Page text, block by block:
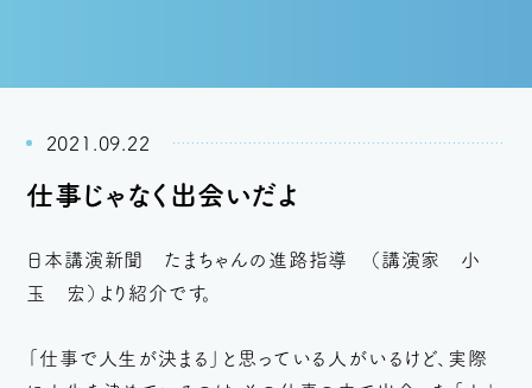
2021.09.22
仕事じゃなく出会いだよ
日本講演新聞 たまちゃんの進路指導 （講演家 小
玉 宏）より紹介です。
「仕事で人生が決まる」と思っている人がいるけど、実際